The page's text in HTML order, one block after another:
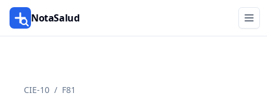
NotaSalud
CIE-10 / F81